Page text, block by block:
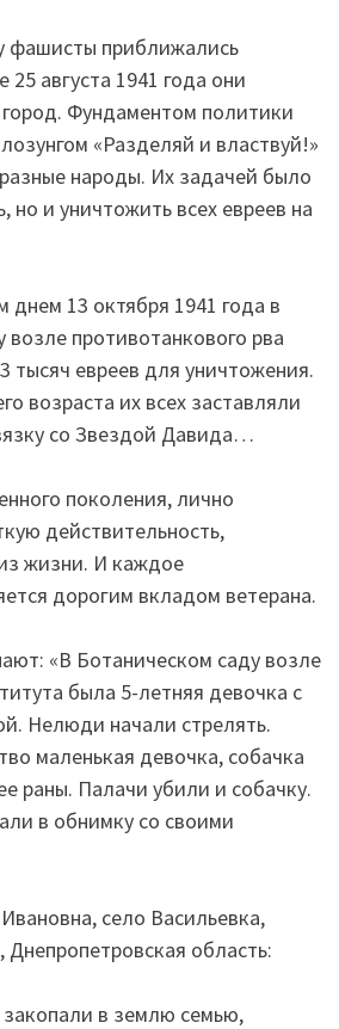
фашисты приближались
25 августа 1941 года они
Фундаментом политики
«Разделяй и властвуй!»
народы. Их задачей было
но и уничтожить всех евреев на
днем 13 октября 1941 года в
возле противотанкового рва
тысяч евреев для уничтожения.
возраста их всех заставляли
со Звездой Давида…
поколения, лично
действительность,
жизни. И каждое
дорогим вкладом ветерана.
«В Ботаническом саду возле
была 5-летняя девочка с
Нелюди начали стрелять.
маленькая девочка, собачка
раны. Палачи убили и собачку.
в обнимку со своими
село Васильевка,
область:
в землю семью,